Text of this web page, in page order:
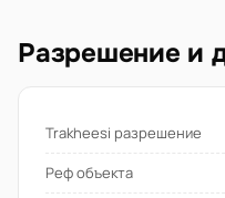
Разрешение и
Trakheesi разрешение
Реф объекта